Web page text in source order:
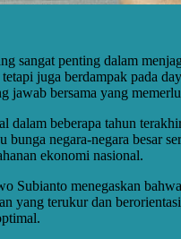
sangat penting dalam
juga berdampak pada
jawab bersama yang
dalam beberapa tahun
bunga negara-negara besar
ekonomi nasional.
Subianto menegaskan
yang terukur dan